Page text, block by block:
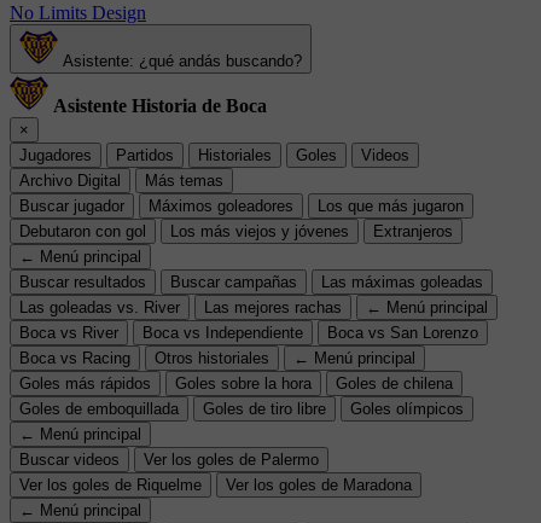
No Limits Design
Asistente: ¿qué andás buscando?
Asistente Historia de Boca
×
Jugadores
Partidos Historiales Goles
Videos
Archivo Digital
Más temas
Buscar jugador
Máximos goleadores
Los que más jugaron
Debutaron con gol
Los más viejos y jóvenes
Extranjeros
← Menú principal
Buscar resultados
Buscar campañas
Las máximas goleadas
Las goleadas vs. River
Las mejores rachas
← Menú principal
Boca vs River
Boca vs Independiente
Boca vs San Lorenzo
Boca vs Racing
Otros historiales
← Menú principal
Goles más rápidos
Goles sobre la hora
Goles de chilena
Goles de emboquillada
Goles de tiro libre
Goles olímpicos
← Menú principal
Buscar videos
Ver los goles de Palermo
Ver los goles de Riquelme
Ver los goles de Maradona
← Menú principal